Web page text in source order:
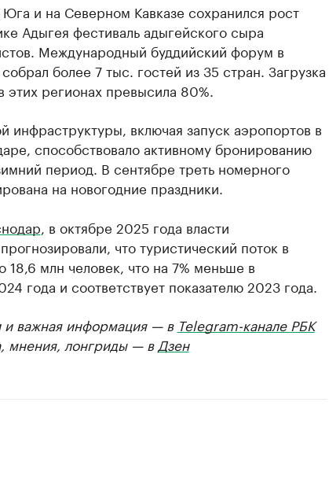
и на Северном Кавказе сохранился рост
Адыгея фестиваль адыгейского сыра
Международный буддийский форум в
более 7 тыс. гостей из 35 стран. Загрузка
регионах превысила 80%.
инфраструктуры, включая запуск аэропортов в
способствовало активному бронированию
период. В сентябре треть номерного
на новогодние праздники.
, в октябре 2025 года власти
что туристический поток в
18,6 млн человек, что на 7% меньше в
года и соответствует показателю 2023 года.
и важная информация — в Telegram-канале РБК
мнения, лонгриды — в Дзен